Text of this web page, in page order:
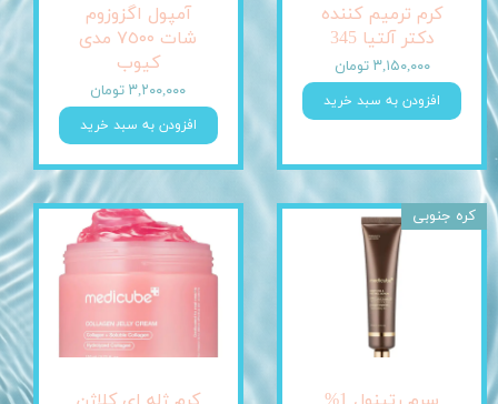
کرم ترمیم کننده
دکتر آلتیا 345
۳,۱۵۰,۰۰۰ تومان
افزودن به سبد خرید
آمپول اگزوزوم
شات ٧٥٠٠ مدی
کیوب
۳,۲۰۰,۰۰۰ تومان
افزودن به سبد خرید
کره جنوبی